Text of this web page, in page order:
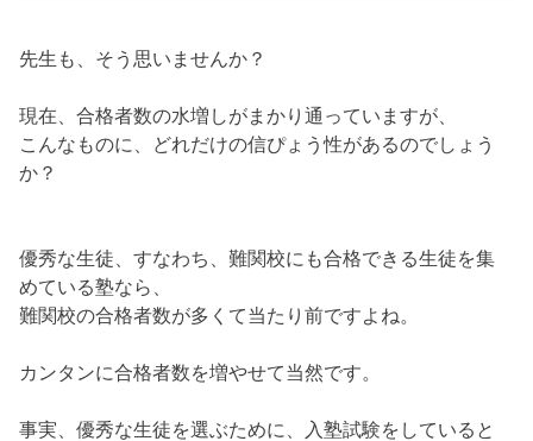
先生も、そう思いませんか？
現在、合格者数の水増しがまかり通っていますが、
こんなものに、どれだけの信ぴょう性があるのでしょう
か？
優秀な生徒、すなわち、難関校にも合格できる生徒を集
めている塾なら、
難関校の合格者数が多くて当たり前ですよね。
カンタンに合格者数を増やせて当然です。
事実、優秀な生徒を選ぶために、入塾試験をしていると